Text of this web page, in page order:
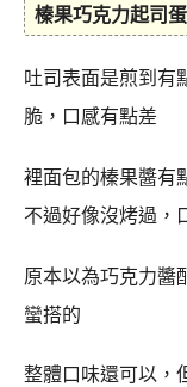
榛果巧克力起司蛋
吐司表面是煎到有
脆，口感有點差
裡面包的榛果醬有
不過好像沒烤過，
原本以為巧克力醬
蠻搭的
整體口味還可以，